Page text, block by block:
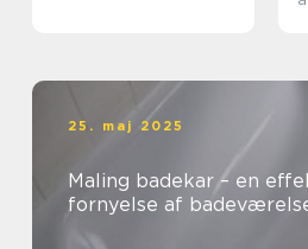
25. maj 2025
Maling badekar – en
fornyelse af